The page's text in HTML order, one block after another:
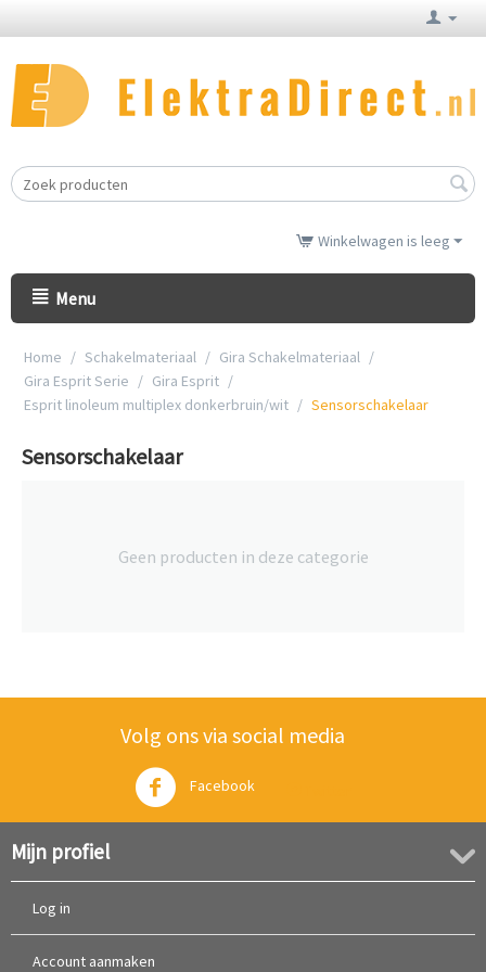
Winkelwagen is leeg
Menu
Home / Schakelmateriaal / Gira Schakelmateriaal /
Gira Esprit Serie / Gira Esprit /
Esprit linoleum multiplex donkerbruin/wit / Sensorschakelaar
Sensorschakelaar
Geen producten in deze categorie
Volg ons via social media
Facebook
Mijn profiel
Log in
Account aanmaken